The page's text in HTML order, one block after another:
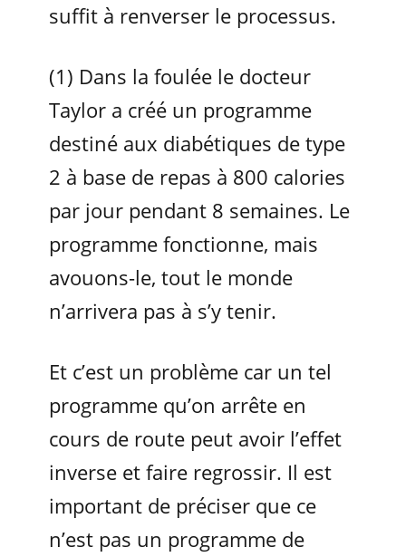
suffit à renverser le processus.
(1) Dans la foulée le docteur
Taylor a créé un programme
destiné aux diabétiques de type
2 à base de repas à 800 calories
par jour pendant 8 semaines. Le
programme fonctionne, mais
avouons-le, tout le monde
n’arrivera pas à s’y tenir.
Et c’est un problème car un tel
programme qu’on arrête en
cours de route peut avoir l’effet
inverse et faire regrossir. Il est
important de préciser que ce
n’est pas un programme de